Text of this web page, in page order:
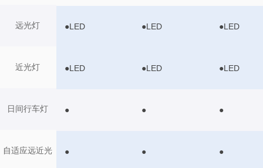
远光灯
近光灯
日间行车灯
自适应远近光
●LED ●LED ●LED
●LED ●LED ●LED
● ● ●
● ● ●